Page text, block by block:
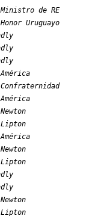
Ministro de RE
Uruguayo
Confraternidad
Lipton
Lipton
Lipton